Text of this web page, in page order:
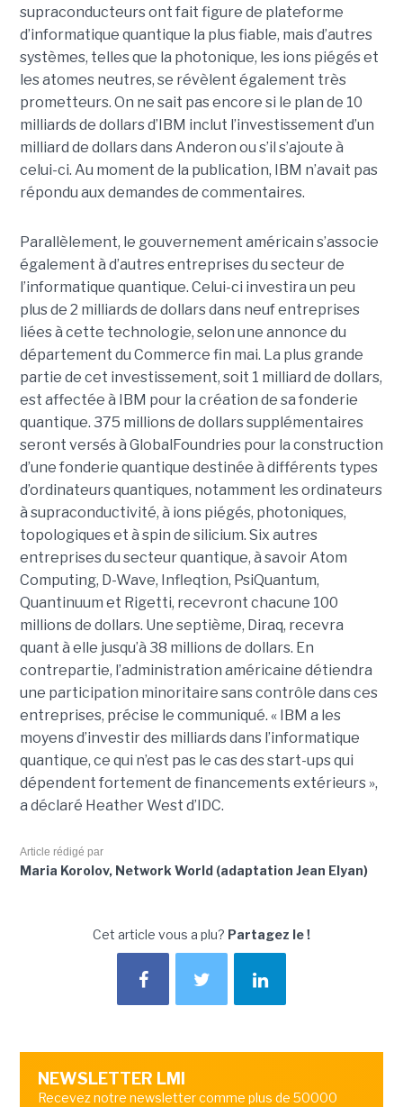
supraconducteurs ont fait figure de plateforme
d’informatique quantique la plus fiable, mais d’autres
systèmes, telles que la photonique, les ions piégés et
les atomes neutres, se révèlent également très
prometteurs. On ne sait pas encore si le plan de 10
milliards de dollars d’IBM inclut l’investissement d’un
milliard de dollars dans Anderon ou s’il s’ajoute à
celui-ci. Au moment de la publication, IBM n’avait pas
répondu aux demandes de commentaires.
Parallèlement, le gouvernement américain s’associe
également à d’autres entreprises du secteur de
l’informatique quantique. Celui-ci investira un peu
plus de 2 milliards de dollars dans neuf entreprises
liées à cette technologie, selon une annonce du
département du Commerce fin mai. La plus grande
partie de cet investissement, soit 1 milliard de dollars,
est affectée à IBM pour la création de sa fonderie
quantique. 375 millions de dollars supplémentaires
seront versés à GlobalFoundries pour la construction
d’une fonderie quantique destinée à différents types
d’ordinateurs quantiques, notamment les ordinateurs
à supraconductivité, à ions piégés, photoniques,
topologiques et à spin de silicium. Six autres
entreprises du secteur quantique, à savoir Atom
Computing, D-Wave, Infleqtion, PsiQuantum,
Quantinuum et Rigetti, recevront chacune 100
millions de dollars. Une septième, Diraq, recevra
quant à elle jusqu’à 38 millions de dollars. En
contrepartie, l’administration américaine détiendra
une participation minoritaire sans contrôle dans ces
entreprises, précise le communiqué. « IBM a les
moyens d’investir des milliards dans l’informatique
quantique, ce qui n’est pas le cas des start-ups qui
dépendent fortement de financements extérieurs »,
a déclaré Heather West d’IDC.
Article rédigé par
Maria Korolov, Network World (adaptation Jean Elyan)
Cet article vous a plu? Partagez le !
NEWSLETTER LMI
Recevez notre newsletter comme plus de 50000